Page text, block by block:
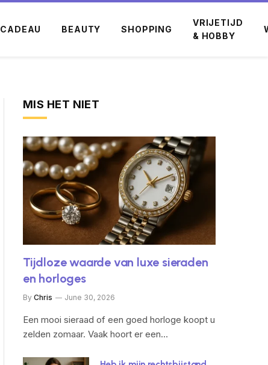
CADEAU BEAUTY SHOPPING
VRIJETIJD
& HOBBY
MIS HET NIET
Tijdloze waarde van luxe sieraden
en horloges
By Chris June 30, 2026
Een mooi sieraad of een goed horloge koopt u
zelden zomaar. Vaak hoort er een…